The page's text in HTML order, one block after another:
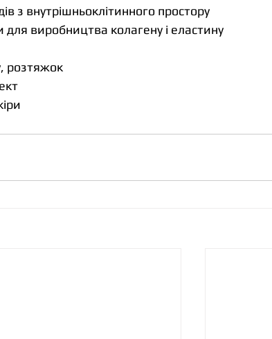
з внутрішньоклітинного простору
виробництва колагену і еластину
розтяжок